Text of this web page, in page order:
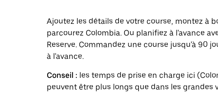
Ajoutez les détails de votre course, montez à
parcourez Colombia. Ou planifiez à l'avance
Reserve. Commandez une course jusqu'à 90
à l'avance.
Conseil : les temps de prise en charge ici
peuvent être plus longs que dans les grandes